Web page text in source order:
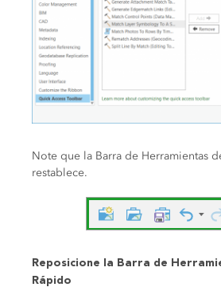
Note que la Barra de Herramientas
restablece.
Reposicione la Barra de
Rápido